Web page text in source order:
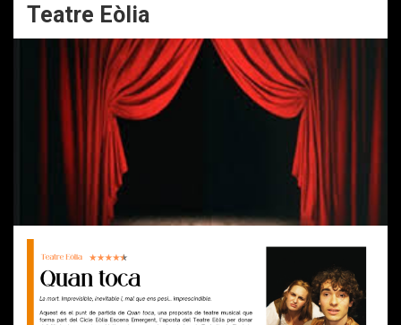
Teatre Eòlia